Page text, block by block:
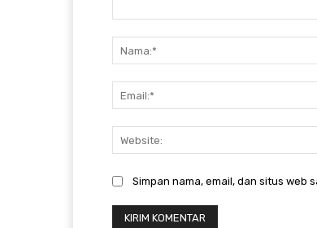
Simpan nama, email, dan situs web